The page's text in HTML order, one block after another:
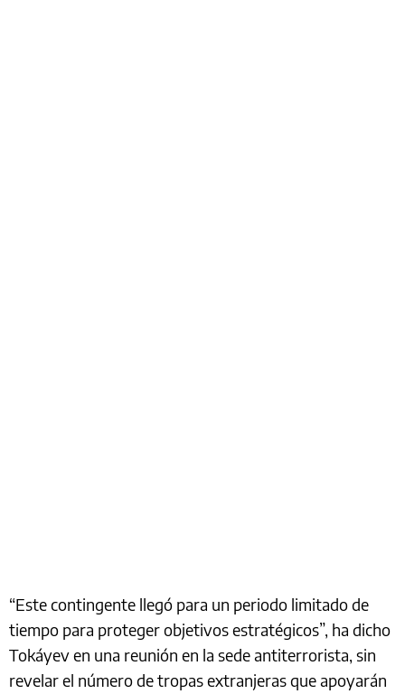
“Este contingente llegó para un periodo limitado de
tiempo para proteger objetivos estratégicos”, ha dicho
Tokáyev en una reunión en la sede antiterrorista, sin
revelar el número de tropas extranjeras que apoyarán